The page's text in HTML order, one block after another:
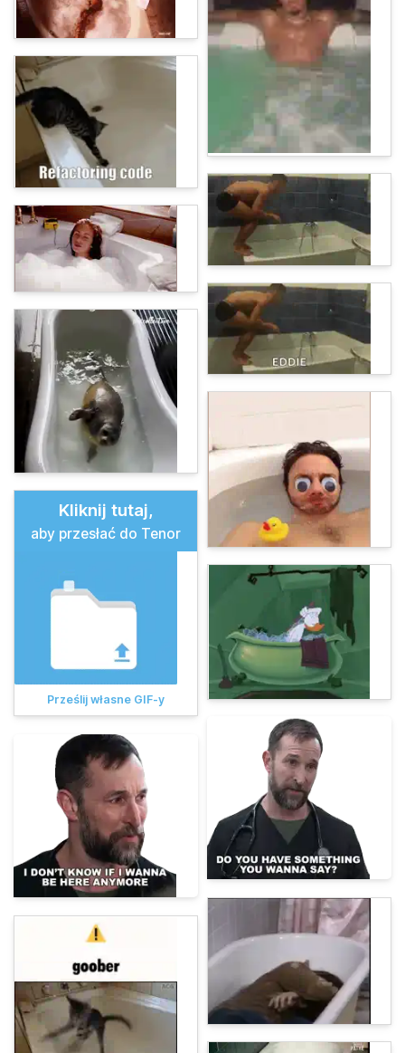
Kliknij tutaj,
aby przesłać do Tenor
Prześlij własne GIF-y